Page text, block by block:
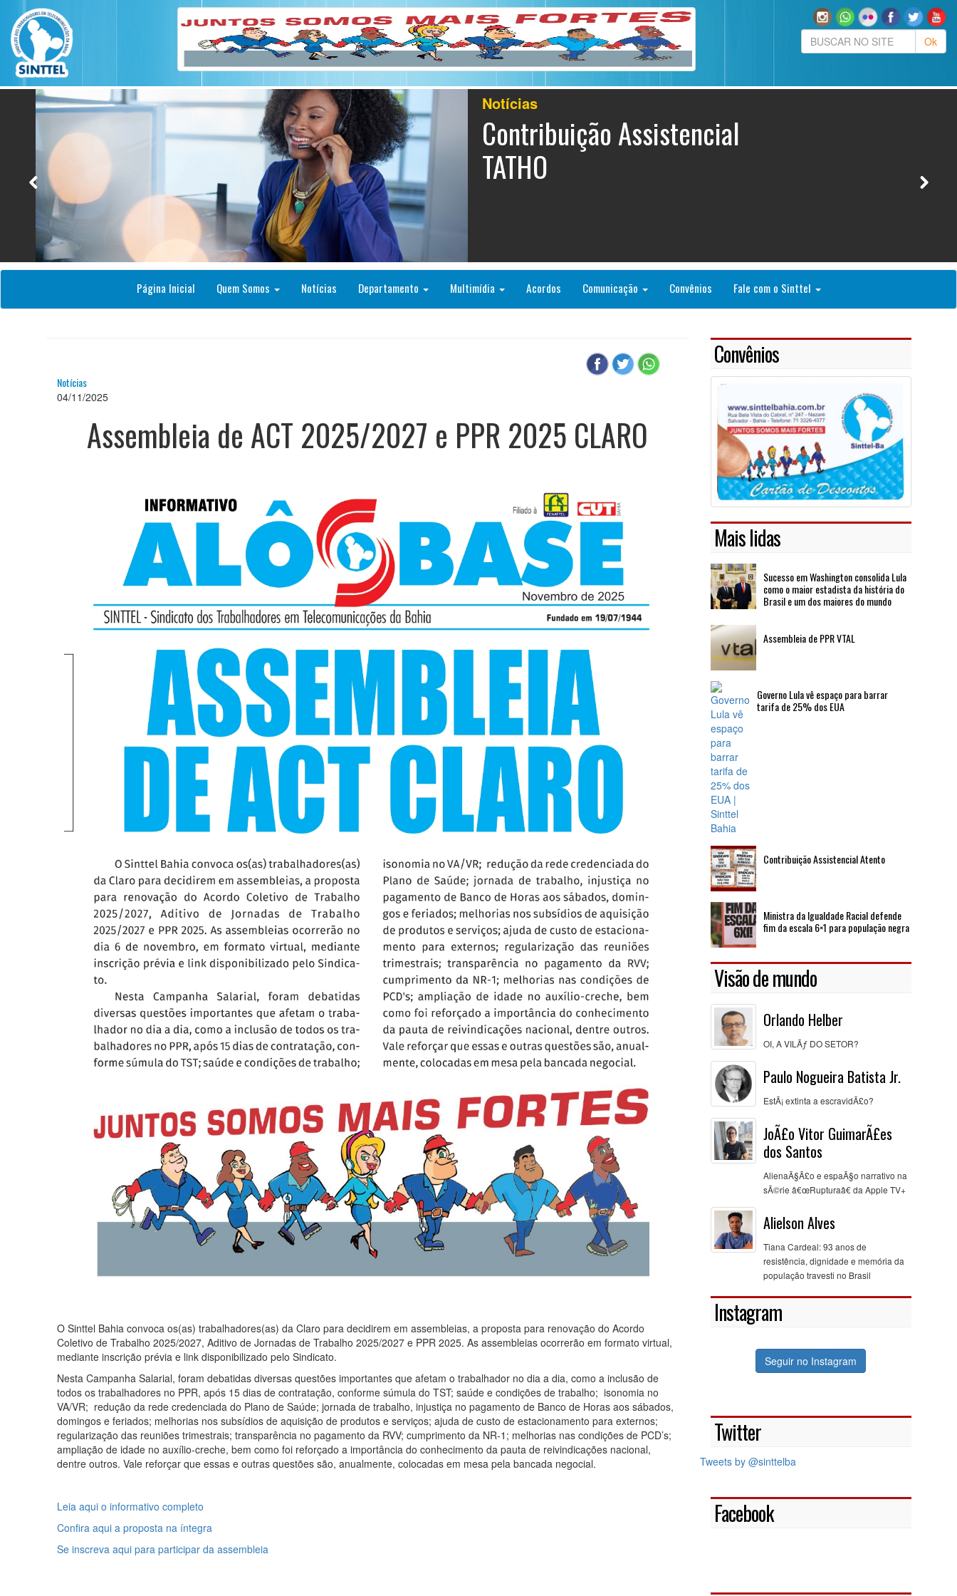
Notícias
Contribuição Assistencial
TATHO
Página Inicial Quem Somos Notícias Departamento Multimídia Acordos Comunicação Convênios Fale com o Sinttel
Notícias
04/11/2025
Assembleia de ACT 2025/2027 e PPR 2025 CLARO
O Sinttel Bahia convoca os(as) trabalhadores(as) da Claro para decidirem em assembleias, a proposta para renovação do Acordo
Coletivo de Trabalho 2025/2027, Aditivo de Jornadas de Trabalho 2025/2027 e PPR 2025. As assembleias ocorrerão em formato virtual,
mediante inscrição prévia e link disponibilizado pelo Sindicato.
Nesta Campanha Salarial, foram debatidas diversas questões importantes que afetam o trabalhador no dia a dia, como a inclusão de
todos os trabalhadores no PPR, após 15 dias de contratação, conforme súmula do TST; saúde e condições de trabalho; isonomia no
VA/VR; redução da rede credenciada do Plano de Saúde; jornada de trabalho, injustiça no pagamento de Banco de Horas aos sábados,
domingos e feriados; melhorias nos subsídios de aquisição de produtos e serviços; ajuda de custo de estacionamento para externos;
regularização das reuniões trimestrais; transparência no pagamento da RVV; cumprimento da NR-1; melhorias nas condições de PCD’s;
ampliação de idade no auxílio-creche, bem como foi reforçado a importância do conhecimento da pauta de reivindicações nacional,
dentre outros. Vale reforçar que essas e outras questões são, anualmente, colocadas em mesa pela bancada negocial.
Leia aqui o informativo completo
Confira aqui a proposta na íntegra
Se inscreva aqui para participar da assembleia
Convênios
Mais lidas
Sucesso em Washington consolida Lula
como o maior estadista da história do
Brasil e um dos maiores do mundo
Assembleia de PPR VTAL
Governo Lula vê espaço para barrar
tarifa de 25% dos EUA
Contribuição Assistencial Atento
Ministra da Igualdade Racial defende
fim da escala 6×1 para população negra
Visão de mundo
Orlando Helber
OI, A VILÃƒ DO SETOR?
Paulo Nogueira Batista Jr.
EstÃ¡ extinta a escravidÃ£o?
JoÃ£o Vitor GuimarÃ£es
dos Santos
AlienaÃ§Ã£o e espaÃ§o narrativo na
sÃ©rie â€œRupturaâ€ da Apple TV+
Alielson Alves
Tiana Cardeal: 93 anos de
resistência, dignidade e memória da
população travesti no Brasil
Instagram
Seguir no Instagram
Twitter
Tweets by @sinttelba
Facebook